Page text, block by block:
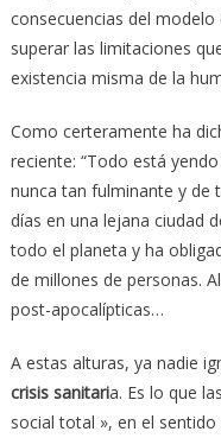
consecuencias del
superar las limitaciones
existencia misma de la
Como certeramente ha
reciente: “Todo está
nunca tan fulminante y de
días en una lejana ciudad
todo el planeta y ha
de millones de personas.
post-apocalípticas…
A estas alturas, ya nadie
crisis sanitaria. Es lo que
social total », en el